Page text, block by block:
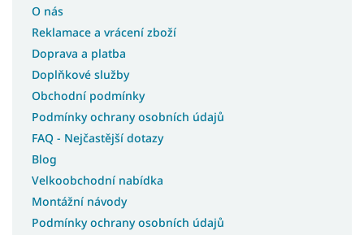
O nás
Reklamace a vrácení zboží
Doprava a platba
Doplňkové služby
Obchodní podmínky
Podmínky ochrany osobních údajů
FAQ - Nejčastější dotazy
Blog
Velkoobchodní nabídka
Montážní návody
Podmínky ochrany osobních údajů